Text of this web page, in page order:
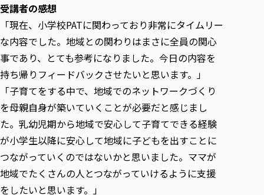
受講者の感想
「現在、小学校PATに関わっており非常にタイムリー
な内容でした。地域との関わりはまさに全員の関心
事であり、とても参考になりました。今日の内容を
持ち帰りフィードバックさせたいと思います。」
「子育てをする中で、地域でのネットワークづくり
を母親自身が築いていくことが必要だと感じまし
た。乳幼児期から地域で安心して子育てできる経験
が小学生以降に安心して地域に子どもを出すことに
つながっていくのではないかと思いました。ママが
地域でたくさんの人とつながっていけるように支援
をしたいと思います。」